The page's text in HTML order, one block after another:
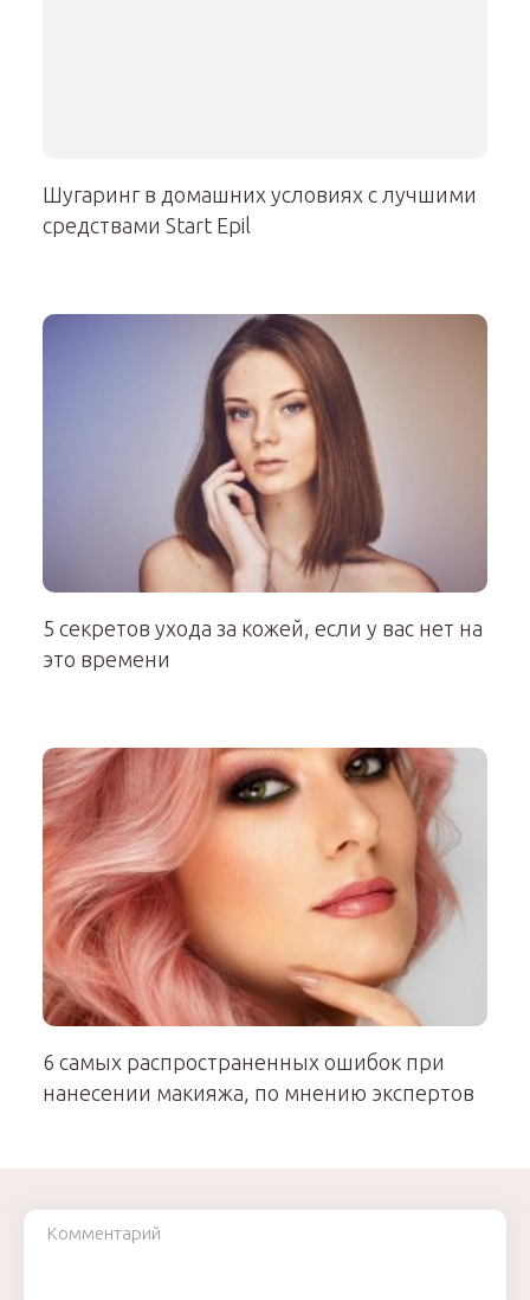
Шугаринг в домашних условиях с лучшими
средствами Start Epil
5 секретов ухода за кожей, если у вас нет на
это времени
6 самых распространенных ошибок при
нанесении макияжа, по мнению экспертов
Комментарий